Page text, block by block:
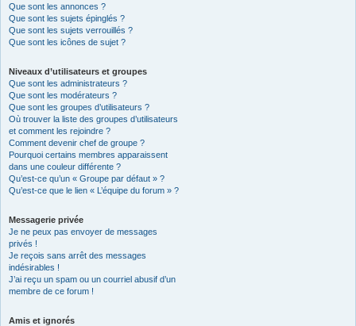
Que sont les annonces ?
Que sont les sujets épinglés ?
Que sont les sujets verrouillés ?
Que sont les icônes de sujet ?
Niveaux d’utilisateurs et groupes
Que sont les administrateurs ?
Que sont les modérateurs ?
Que sont les groupes d’utilisateurs ?
Où trouver la liste des groupes d’utilisateurs
et comment les rejoindre ?
Comment devenir chef de groupe ?
Pourquoi certains membres apparaissent
dans une couleur différente ?
Qu’est-ce qu’un « Groupe par défaut » ?
Qu’est-ce que le lien « L’équipe du forum » ?
Messagerie privée
Je ne peux pas envoyer de messages
privés !
Je reçois sans arrêt des messages
indésirables !
J’ai reçu un spam ou un courriel abusif d’un
membre de ce forum !
Amis et ignorés